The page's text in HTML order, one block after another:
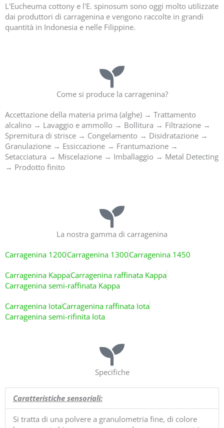
L'Eucheuma cottony e l'E. spinosum sono oggi molto utilizzate
dai produttori di carragenina e vengono raccolte in grandi
quantità in Indonesia e nelle Filippine.
Come si produce la carragenina?
Accettazione della materia prima (alghe) → Trattamento
alcalino → Lavaggio e ammollo → Bollitura → Filtrazione →
Spremitura di strisce → Congelamento → Disidratazione →
Granulazione → Essiccazione → Frantumazione →
Setacciatura → Miscelazione → Imballaggio → Metal Detecting
→ Prodotto finito
La nostra gamma di carragenina
Carragenina 1200Carragenina 1300Carragenina 1450
Carragenina KappaCarragenina raffinata Kappa
Carragenina semi-raffinata Kappa
Carragenina IotaCarragenina raffinata Iota
Carragenina semi-rifinita Iota
Specifiche
Caratteristiche sensoriali:
Si tratta di una polvere a granulometria fine, di colore